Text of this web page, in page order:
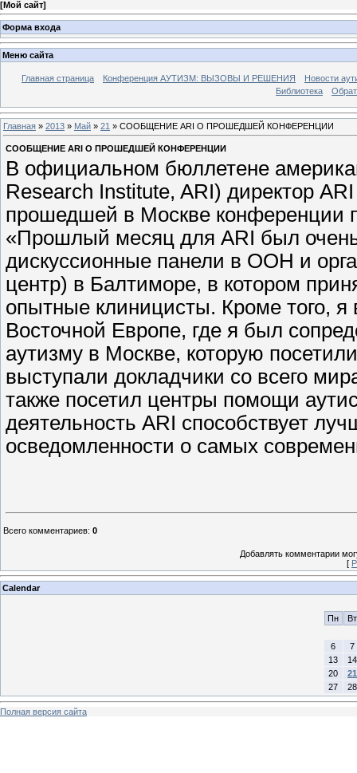
[Мой сайт]
Форма входа
Меню сайта
Главная страница Конференция АУТИЗМ: ВЫЗОВЫ И РЕШЕНИЯ
Новости
Библиотека
Главная » 2013 » Май » 21 » СООБЩЕНИЕ ARI О ПРОШЕДШЕЙ КОНФЕРЕНЦИИ
СООБЩЕНИЕ ARI О ПРОШЕДШЕЙ КОНФЕРЕНЦИИ
В официальном бюллетене
Research Institute, ARI) директор
прошедшей в Москве конференции
«Прошлый месяц для ARI был
дискуссионные панели в ООН и
центр) в Балтиморе, в котором
опытные клиницисты. Кроме того,
Восточной Европе, где я был
аутизму в Москве, которую
выступали докладчики со всего
также посетил центры помощи
деятельность ARI способствует
осведомленности о самых
Всего комментариев: 0
Добавлять комментарии
[
Calendar
Пн Вт
6
7
13
14
20
21
27
28
Полная версия сайта